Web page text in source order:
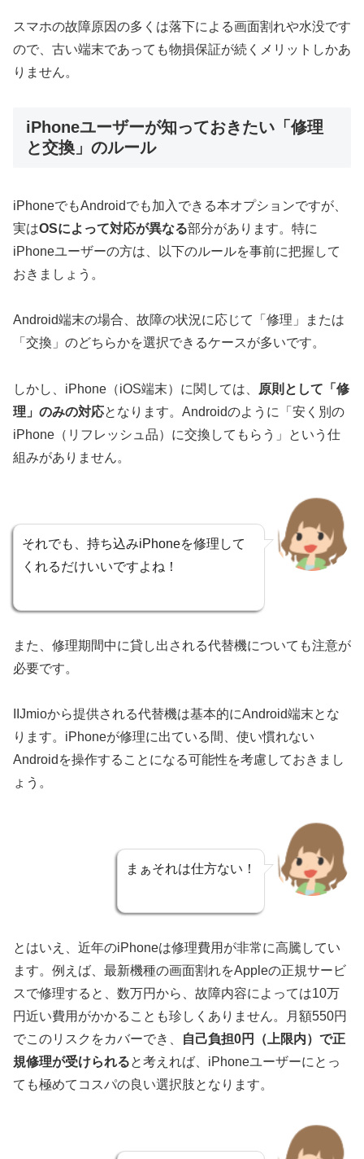
スマホの故障原因の多くは落下による画面割れや水没です
ので、古い端末であっても物損保証が続くメリットしかあ
りません。
iPhoneユーザーが知っておきたい「修理
と交換」のルール
iPhoneでもAndroidでも加入できる本オプションですが、
実はOSによって対応が異なる部分があります。特に
iPhoneユーザーの方は、以下のルールを事前に把握して
おきましょう。
Android端末の場合、故障の状況に応じて「修理」または
「交換」のどちらかを選択できるケースが多いです。
しかし、iPhone（iOS端末）に関しては、
原則として「修
理」のみの対応となります。Androidのように「安く別の
iPhone（リフレッシュ品）に交換してもらう」という仕
組みがありません。
それでも、持ち込みiPhoneを修理して
くれるだけいいですよね！
また、修理期間中に貸し出される代替機についても注意が
必要です。
IIJmioから提供される代替機は基本的にAndroid端末とな
ります。iPhoneが修理に出ている間、使い慣れない
Androidを操作することになる可能性を考慮しておきまし
ょう。
まぁそれは仕方ない！
とはいえ、近年のiPhoneは修理費用が非常に高騰してい
ます。例えば、最新機種の画面割れをAppleの正規サービ
スで修理すると、数万円から、故障内容によっては10万
円近い費用がかかることも珍しくありません。月額550円
でこのリスクをカバーでき、
自己負担0円（上限内）で正
規修理が受けられると考えれば、iPhoneユーザーにとっ
ても極めてコスパの良い選択肢となります。